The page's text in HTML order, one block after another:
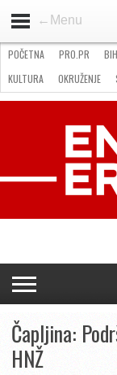
←Menu
STANDARD
GOSPODARSTVO
OKRUŽENJE
POČETNA PRO.PR BIH
KULTURA
OKRUŽENJE
NATJEČAJI
FILMING
Čapljina:
HNŽ